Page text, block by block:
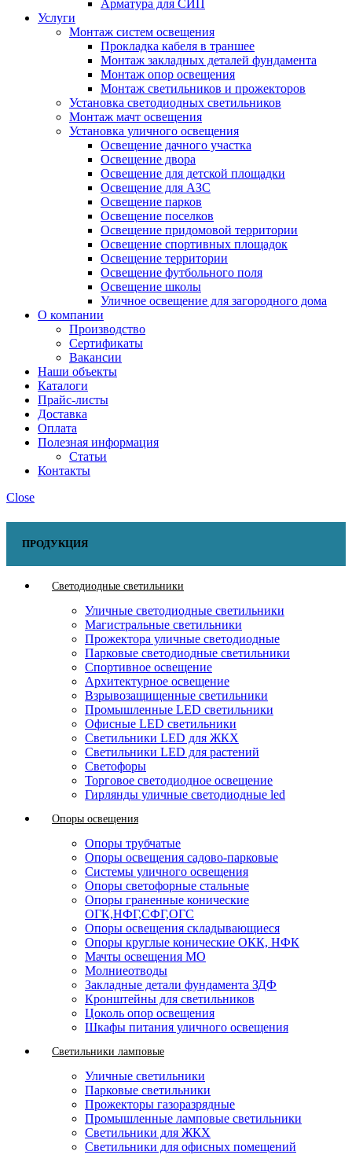
Арматура для СИП
Услуги
Монтаж систем освещения
Прокладка кабеля в траншее
Монтаж закладных деталей фундамента
Монтаж опор освещения
Монтаж светильников и прожекторов
Установка светодиодных светильников
Монтаж мачт освещения
Установка уличного освещения
Освещение дачного участка
Освещение двора
Освещение для детской площадки
Освещение для АЗС
Освещение парков
Освещение поселков
Освещение придомовой территории
Освещение спортивных площадок
Освещение территории
Освещение футбольного поля
Освещение школы
Уличное освещение для загородного дома
О компании
Производство
Сертификаты
Вакансии
Наши объекты
Каталоги
Прайс-листы
Доставка
Оплата
Полезная информация
Статьи
Контакты
Close
ПРОДУКЦИЯ
Светодиодные светильники
Уличные светодиодные светильники
Магистральные светильники
Прожектора уличные светодиодные
Парковые светодиодные светильники
Спортивное освещение
Архитектурное освещение
Взрывозащищенные светильники
Промышленные LED светильники
Офисные LED светильники
Cветильники LED для ЖКХ
Светильники LED для растений
Светофоры
Торговое светодиодное освещение
Гирлянды уличные светодиодные led
Опоры освещения
Опоры трубчатые
Опоры освещения садово-парковые
Системы уличного освещения
Опоры светофорные стальные
Опоры граненные конические
ОГК,НФГ,СФГ,ОГС
Опоры освещения складывающиеся
Опоры круглые конические ОКК, НФК
Мачты освещения МО
Молниеотводы
Закладные детали фундамента ЗДФ
Кронштейны для светильников
Цоколь опор освещения
Шкафы питания уличного освещения
Светильники ламповые
Уличные светильники
Парковые светильники
Прожекторы газоразрядные
Промышленные ламповые светильники
Светильники для ЖКХ
Светильники для офисных помещений